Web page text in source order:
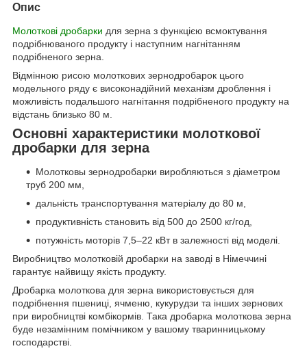
Опис
Молоткові дробарки для зерна з функцією всмоктування
подрібнюваного продукту і наступним нагнітанням
подрібненого зерна.
Відмінною рисою молоткових зернодробарок цього
модельного ряду є високонадійний механізм дроблення і
можливість подальшого нагнітання подрібненого продукту на
відстань близько 80 м.
Основні характеристики молоткової
дробарки для зерна
Молотковы зернодробарки виробляються з діаметром
труб 200 мм,
дальність транспортування матеріалу до 80 м,
продуктивність становить від 500 до 2500 кг/год,
потужність моторів 7,5–22 кВт в залежності від моделі.
Виробництво молотковій дробарки на заводі в Німеччині
гарантує найвищу якість продукту.
Дробарка молоткова для зерна використовується для
подрібнення пшениці, ячменю, кукурудзи та інших зернових
при виробництві комбікормів. Така дробарка молоткова зерна
буде незамінним помічником у вашому тваринницькому
господарстві.